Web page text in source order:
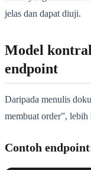
jelas dan dapat diuji.
Model
endpoint
Daripada menulis
membuat order”,
Contoh